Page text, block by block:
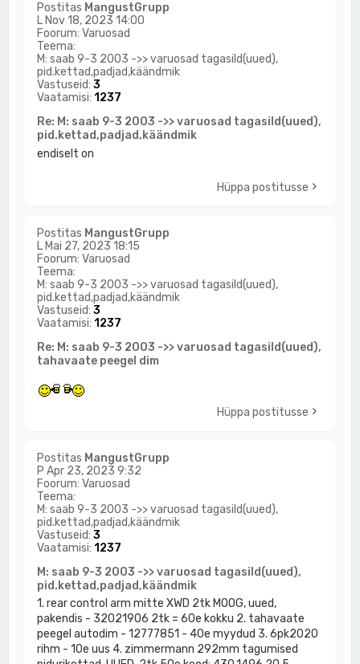
Postitas MangustGrupp
L Nov 18, 2023 14:00
Foorum:Varuosad
Teema:
M: saab 9-3 2003 ->> varuosad tagasild(uued),
pid.kettad,padjad,käändmik
Vastuseid:3
Vaatamisi:1237
Re: M: saab 9-3 2003 ->> varuosad tagasild(uued),
pid.kettad,padjad,käändmik
endiselt on
Hüppa postitusse
Postitas MangustGrupp
L Mai 27, 2023 18:15
Foorum:Varuosad
Teema:
M: saab 9-3 2003 ->> varuosad tagasild(uued),
pid.kettad,padjad,käändmik
Vastuseid:3
Vaatamisi:1237
Re: M: saab 9-3 2003 ->> varuosad tagasild(uued),
tahavaate peegel dim
Hüppa postitusse
Postitas MangustGrupp
P Apr 23, 2023 9:32
Foorum:Varuosad
Teema:
M: saab 9-3 2003 ->> varuosad tagasild(uued),
pid.kettad,padjad,käändmik
Vastuseid:3
Vaatamisi:1237
M: saab 9-3 2003 ->> varuosad tagasild(uued),
pid.kettad,padjad,käändmik
1. rear control arm mitte XWD 2tk MOOG, uued,
pakendis - 32021906 2tk = 60e kokku 2. tahavaate
peegel autodim - 12777851 - 40e myydud 3. 6pk2020
rihm - 10e uus 4. zimmermann 292mm tagumised